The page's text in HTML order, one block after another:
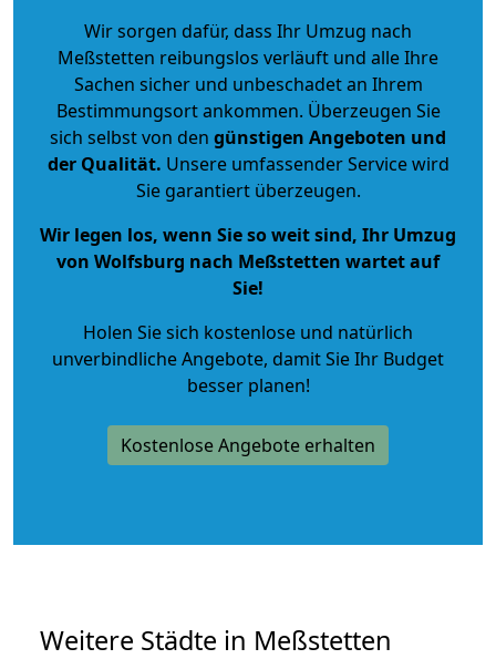
Wir sorgen dafür, dass Ihr Umzug nach
Meßstetten reibungslos verläuft und alle Ihre
Sachen sicher und unbeschadet an Ihrem
Bestimmungsort ankommen. Überzeugen Sie
sich selbst von den günstigen Angeboten und
der Qualität. Unsere umfassender Service wird
Sie garantiert überzeugen.
Wir legen los, wenn Sie so weit sind, Ihr Umzug
von Wolfsburg nach Meßstetten wartet auf
Sie!
Holen Sie sich kostenlose und natürlich
unverbindliche Angebote, damit Sie Ihr Budget
besser planen!
Kostenlose Angebote erhalten
Weitere Städte in Meßstetten